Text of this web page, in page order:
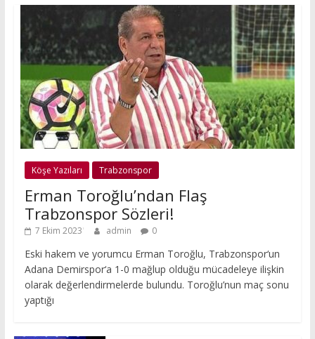
Köşe Yazıları Trabzonspor
Erman Toroğlu’ndan Flaş
Trabzonspor Sözleri!
7 Ekim 2023 admin 0
Eski hakem ve yorumcu Erman Toroğlu, Trabzonspor‘un
Adana Demirspor‘a 1-0 mağlup olduğu mücadeleye ilişkin
olarak değerlendirmelerde bulundu. Toroğlu’nun maç sonu
yaptığı